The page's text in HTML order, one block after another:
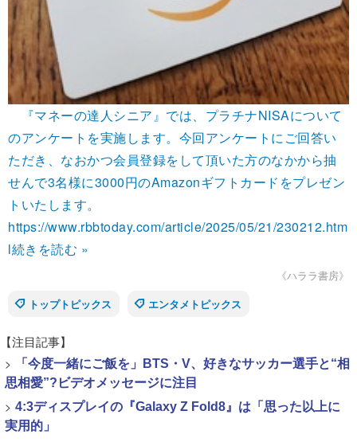
『マネーの達人シニア』では、プラチナNISAについて
のアンケートを実施します。今回アンケートにご回答い
ただき、なおかつ会員登録をして頂いた方のなかから抽
せんで3名様に3000円のAmazonギフトカードをプレゼン
トいたします。
https://www.rbbtoday.com/article/2025/05/21/230212.htm
l続きを読む »
《ハララ書房》
トップトピックス
エンタメトピックス
【注目記事】
>
「今度一緒にご飯を」BTS・V、好きなサッカー選手と“相
思相愛”?ビデオメッセージに注目
> 4:3ディスプレイの『Galaxy Z Fold8』は「思った以上に
実用的」